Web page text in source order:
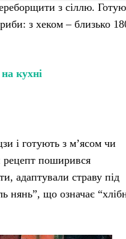
з сіллю.
з хеком – близько
кухні
і готують з м’ясом чи
рецепт поширився
адаптували страву під
нянь”, що означає